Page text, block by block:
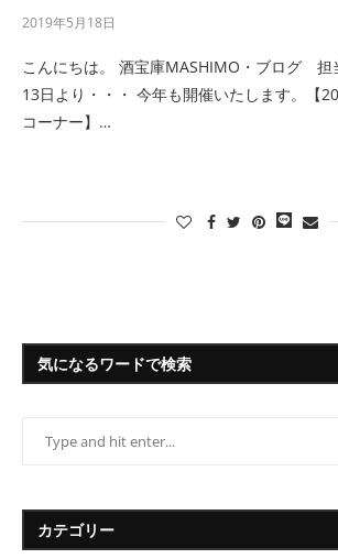
2019年5月18日
こんにちは。 酒宝庫MASHIMO・ブログ 担
13日より・・・ 今年も開催いたします。【
コーナー】…
気になるワードで検索
カテゴリー